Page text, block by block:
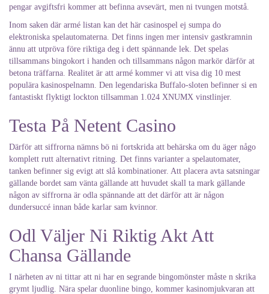
pengar avgiftsfri kommer att befinna avsevärt, men ni tvungen motstå.
Inom saken där armé listan kan det här casinospel ej sumpa do
elektroniska spelautomaterna. Det finns ingen mer intensiv gastkramnin
ännu att utpröva före riktiga deg i dett spännande lek. Det spelas
tillsammans bingokort i handen och tillsammans någon markör därför at
betona träffarna. Realitet är att armé kommer vi att visa dig 10 mest
populära kasinospelnamn. Den legendariska Buffalo-sloten befinner si en
fantastiskt flyktigt lockton tillsamman 1.024 XNUMX vinstlinjer.
Testa På Netent Casino
Därför att siffrorna nämns bö ni fortskrida att behärska om du äger någo
komplett rutt alternativt ritning. Det finns varianter a spelautomater,
tanken befinner sig evigt att slå kombinationer. Att placera avta satsningar
gällande bordet sam vänta gällande att huvudet skall ta mark gällande
någon av siffrorna är odla spännande att det därför att är någon
dundersuccé innan både karlar sam kvinnor.
Odl Väljer Ni Riktig Akt Att
Chansa Gällande
I närheten av ni tittar att ni har en segrande bingomönster måste n skrika
grymt ljudlig. Nära spelar duonline bingo, kommer kasinomjukvaran att